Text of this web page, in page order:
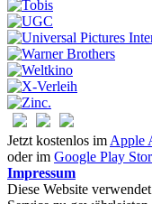
Jetzt kostenlos im Apple
oder im Google Play
Impressum
Diese Website